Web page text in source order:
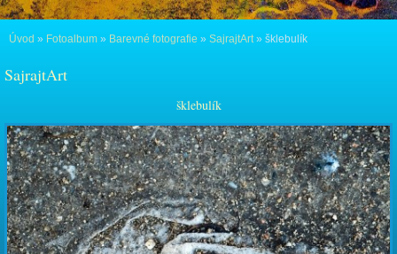
Úvod » Fotoalbum » Barevné fotografie » SajrajtArt» šklebulík
SajrajtArt
šklebulík